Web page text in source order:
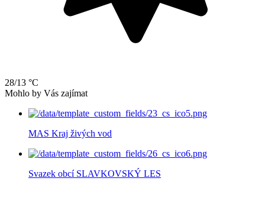
28/13 °C
Mohlo by Vás zajímat
MAS Kraj živých vod
Svazek obcí SLAVKOVSKÝ LES